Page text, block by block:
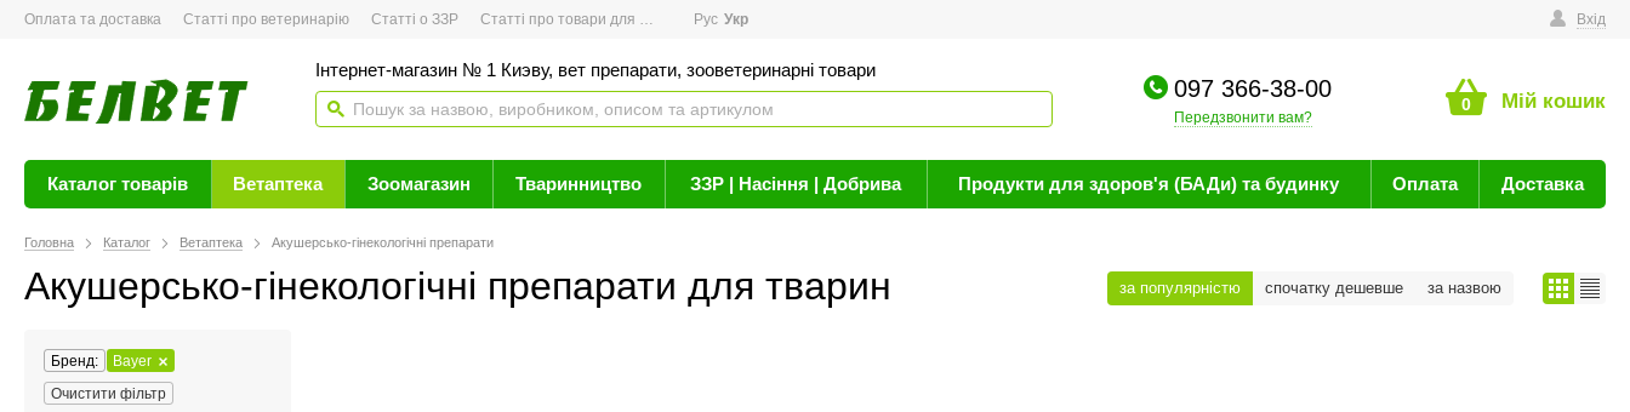
Оплата та доставка Статті про ветеринарію Статті о ЗЗР Статті про товари для здоров'я Новини Вхід
Рус Укр
Інтернет-магазин № 1 Киэву, вет препарати, зооветеринарні товари
097 366-38-00
Передзвонити вам?
0 Мій кошик
Каталог товарів Ветаптека Зоомагазин Тваринництво ЗЗР | Насіння | Добрива Продукти для здоров'я (БАДи) та будинку Оплата Доставка
Головна Каталог Ветаптека Акушерсько-гінекологічні препарати
Акушерсько-гінекологічні препарати для тварин за популярністю спочатку дешевше за назвою
Бренд:
Bayer
Очистити фільтр